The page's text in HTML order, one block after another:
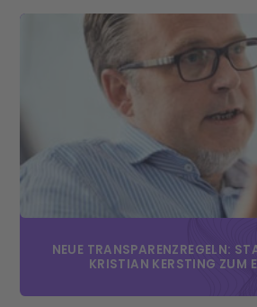
NEUE TRANSPARENZREGELN:
KRISTIAN KERSTING ZUM